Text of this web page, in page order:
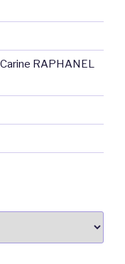
RAPHANEL